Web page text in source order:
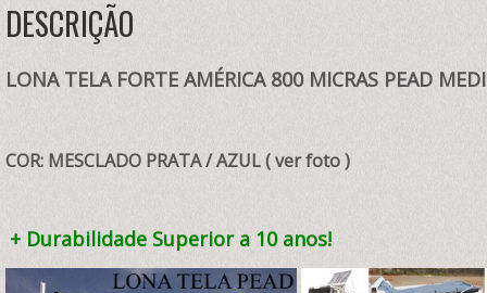
DESCRIÇÃO
LONA TELA FORTE AMÉRICA 800 MICRAS PEAD
COR: MESCLADO PRATA / AZUL ( ver foto )
+ Durabilidade Superior a 10 anos!